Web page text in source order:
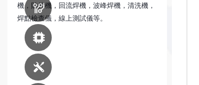
機，貼片機，回流焊機，波峰焊機，清洗機，
焊點檢查儀，線上測試儀等。
印刷線路板生產設備